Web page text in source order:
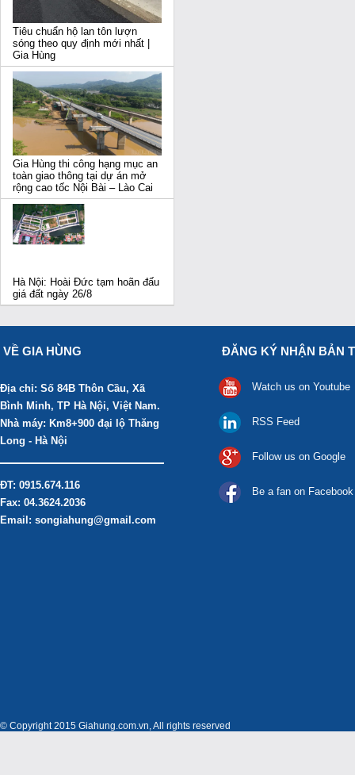
Tiêu chuẩn hộ lan tôn lượn
sóng theo quy định mới nhất |
Gia Hùng
Gia Hùng thi công hạng mục an
toàn giao thông tại dự án mở
rộng cao tốc Nội Bài – Lào Cai
Hà Nội: Hoài Đức tạm hoãn đấu
giá đất ngày 26/8
VỀ GIA HÙNG
Địa chỉ: Số 84B Thôn Cầu, Xã
Bình Minh, TP Hà Nội, Việt Nam.
Nhà máy: Km8+900 đại lộ Thăng
Long - Hà Nội
ĐT: 0915.674.116
Fax: 04.3624.2036
Email: songiahung@gmail.com
ĐĂNG KÝ NHẬN BẢN
Watch us on Youtube
RSS Feed
Follow us on Google
Be a fan on Facebook
© Copyright 2015 Giahung.com.vn, All rights reserved